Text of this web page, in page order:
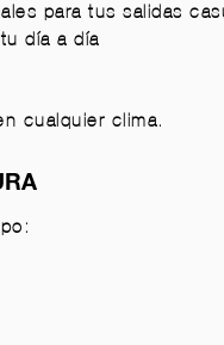
para tus salidas
día a día
cualquier clima.